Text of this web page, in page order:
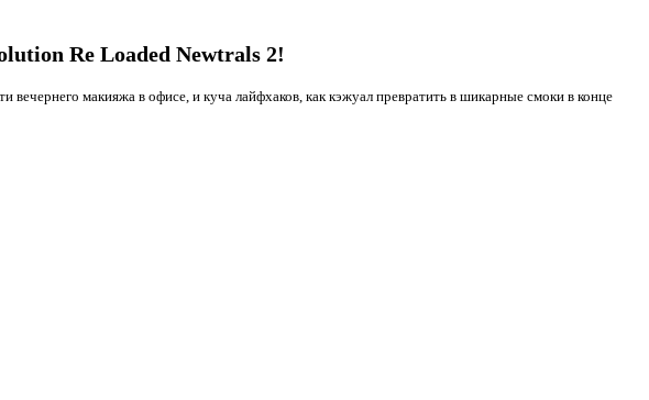
Re Loaded Newtrals 2!
макияжа в офисе, и куча лайфхаков, как кэжуал превратить в шикарные смоки в конце